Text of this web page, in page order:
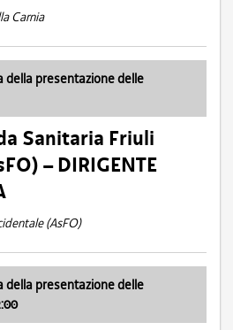
Carnia
della presentazione delle
Sanitaria Friuli
– DIRIGENTE
(AsFO)
della presentazione delle